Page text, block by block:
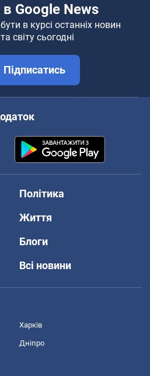
в Google News
в курсі останніх новин
світу сьогодні
Підписатись
Політика
Життя
Блоги
Всі новини
Харків
Дніпро